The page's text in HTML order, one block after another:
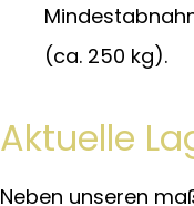
(ca. 250 kg).
Aktuelle
Neben unseren